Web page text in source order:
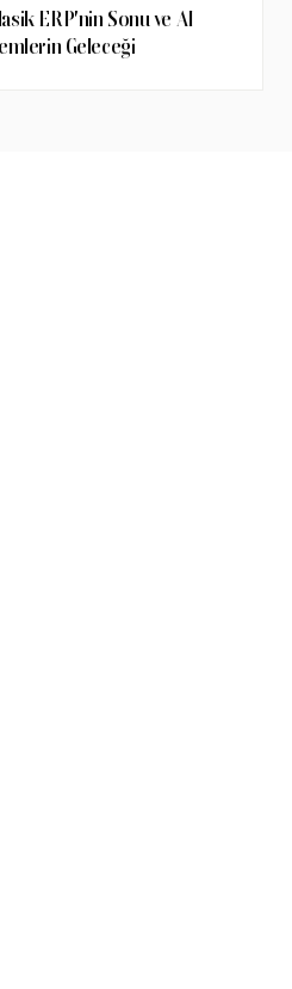
ERP'nin Sonu ve AI
Geleceği